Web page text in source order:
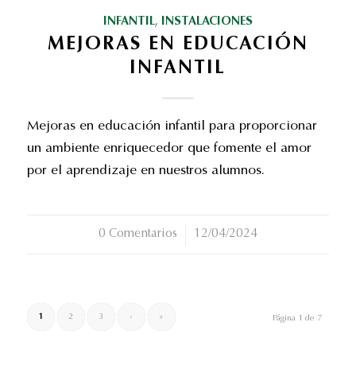
INFANTIL, INSTALACIONES
MEJORAS EN EDUCACIÓN
INFANTIL
Mejoras en educación infantil para proporcionar
un ambiente enriquecedor que fomente el amor
por el aprendizaje en nuestros alumnos.
0 Comentarios
/ 12/04/2024
Página 1 de 7
1 2 3 › »